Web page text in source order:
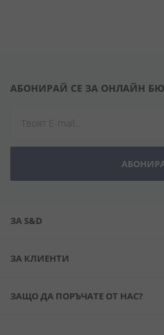
АБОНИРАЙ СЕ ЗА ОНЛАЙН
ЗА S&D
ЗА КЛИЕНТИ
ЗАЩО ДА ПОРЪЧАТЕ ОТ НАС?